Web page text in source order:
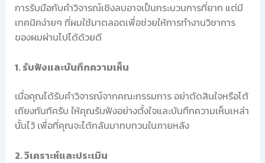
การรับมือกับคำวิจารณ์เชิงลบอาจเป็นกระบวนการที่ยาก แต่มี
เทคนิคง่ายๆ ที่ผมใช้มาตลอดเพื่อช่วยให้การทำงานวิชาการ
ของผมผ่านไปได้ด้วยดี
1. รับฟังและบันทึกความเห็น
เมื่อคุณได้รับคำวิจารณ์จากคณะกรรมการ อย่าตัดสินใจหรือโต้
เถียงทันทีครับ ให้คุณรับฟังอย่างตั้งใจและบันทึกความเห็นเหล่า
นั้นไว้ เพื่อที่คุณจะได้กลับมาทบทวนในภายหลัง
2. วิเคราะห์และประเมิน